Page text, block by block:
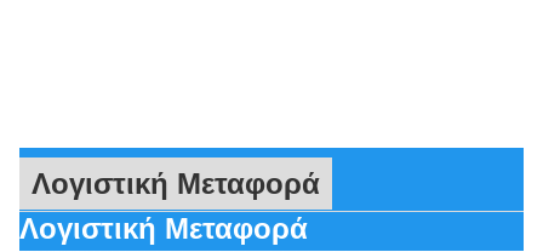
Λογιστική Μεταφορά
Λογιστική Μεταφορά